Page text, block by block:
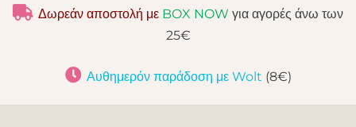
Δωρεάν αποστολή με BOX NOW για αγορές άνω των
25€
Αυθημερόν παράδοση με Wolt (8€)